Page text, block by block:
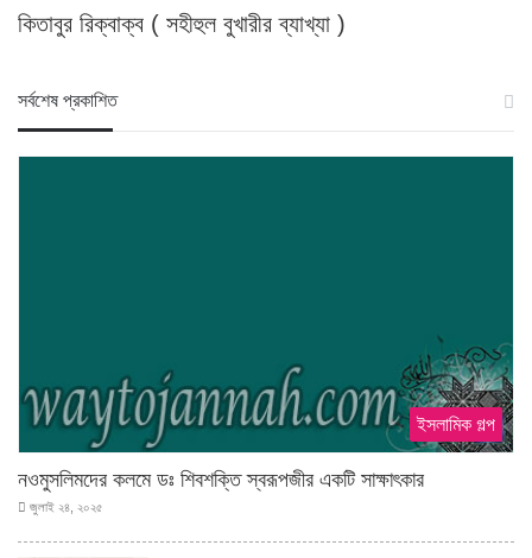
কিতাবুর রিক্বাক্ব ( সহীহুল বুখারীর ব্যাখ্যা )
স‍র্বশেষ প্রকাশিত
ইসলামিক গল্প
নওমুসলিমদের কলমে ডঃ শিবশক্তি স্বরূপজীর একটি সাক্ষাৎকার
জুলাই ২৪, ২০২৫